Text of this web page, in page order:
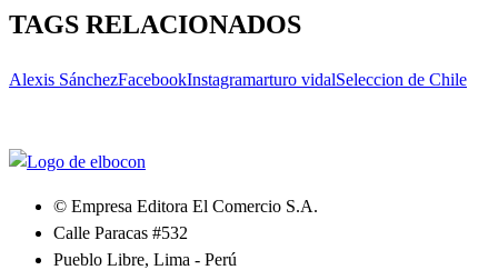
TAGS RELACIONADOS
Alexis SánchezFacebookInstagramarturo vidalSeleccion de Chile
© Empresa Editora El Comercio S.A.
Calle Paracas #532
Pueblo Libre, Lima - Perú